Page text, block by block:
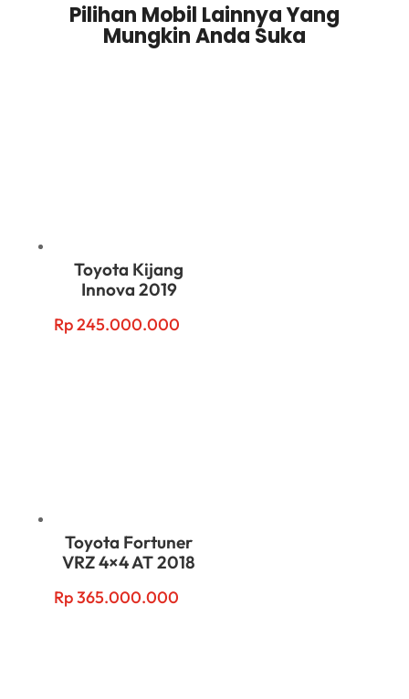
Pilihan Mobil Lainnya Yang
Mungkin Anda Suka
Toyota Kijang
Innova 2019
Rp245.000.000
Toyota Fortuner
VRZ 4×4 AT 2018
Rp365.000.000